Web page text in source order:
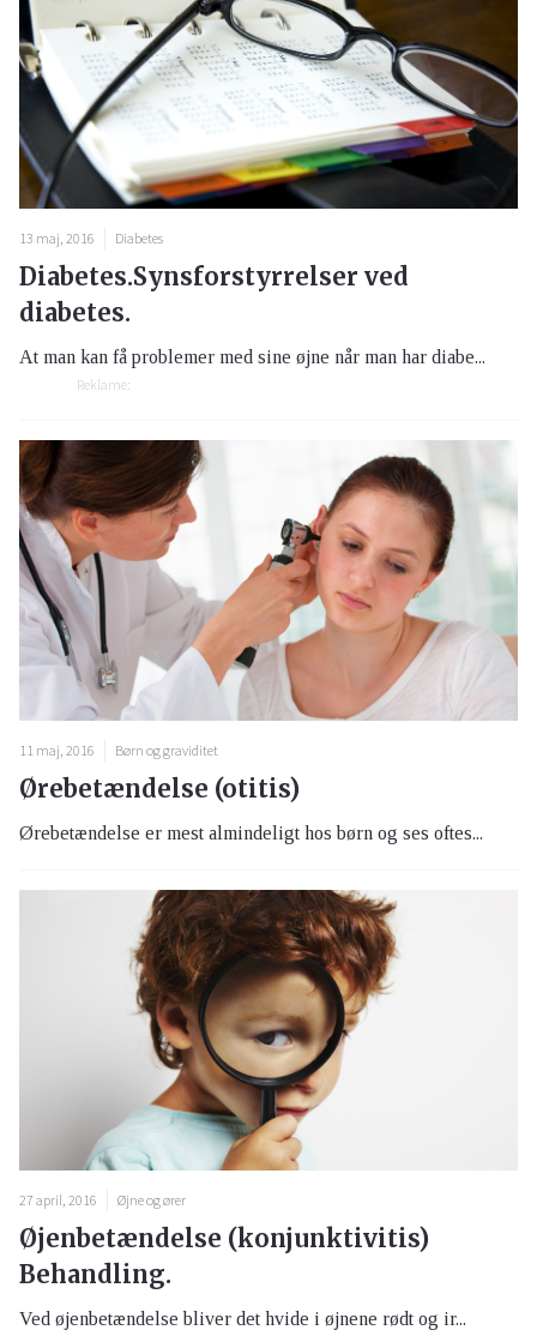
13 maj, 2016 Diabetes
Diabetes.Synsforstyrrelser ved
diabetes.
At man kan få problemer med sine øjne når man har diabe...
Reklame:
11 maj, 2016 Børn og graviditet
Ørebetændelse (otitis)
Ørebetændelse er mest almindeligt hos børn og ses oftes...
27 april, 2016 Øjne og ører
Øjenbetændelse (konjunktivitis)
Behandling.
Ved øjenbetændelse bliver det hvide i øjnene rødt og ir...